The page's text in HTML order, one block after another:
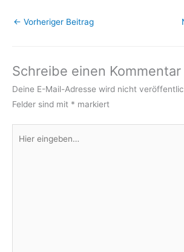
← Vorheriger Beitrag
Schreibe einen Kommentar
Deine E-Mail-Adresse wird nicht
Felder sind mit * markiert
eingeben…